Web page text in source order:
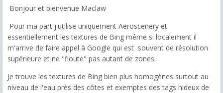
Bonjour et bienvenue Maclaw
Pour ma part j'utilise uniquement Aeroscenery et
essentiellement les textures de Bing même si localement il
m'arrive de faire appel à Google qui est souvent de résolution
supérieure et ne "floute" pas autant de zones.
Je trouve les textures de Bing bien plus homogènes surtout au
niveau de l'eau près des côtes et exemptes des tags hideux de